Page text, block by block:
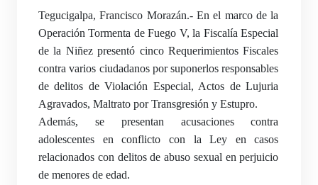
Tegucigalpa, Francisco Morazán.- En el marco de la
Operación Tormenta de Fuego V, la Fiscalía Especial
de la Niñez presentó cinco Requerimientos Fiscales
contra varios ciudadanos por suponerlos responsables
de delitos de Violación Especial, Actos de Lujuria
Agravados, Maltrato por Transgresión y Estupro.
Además, se presentan acusaciones contra
adolescentes en conflicto con la Ley en casos
relacionados con delitos de abuso sexual en perjuicio
de menores de edad.